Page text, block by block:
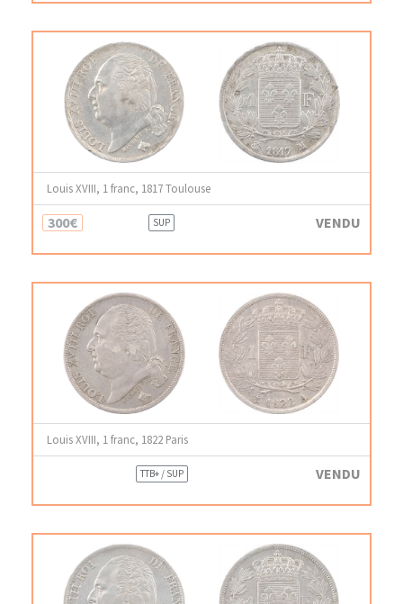
Louis XVIII, 1 franc, 1817 Toulouse
300€ SUP VENDU
Louis XVIII, 1 franc, 1822 Paris
TTB+ / SUP VENDU